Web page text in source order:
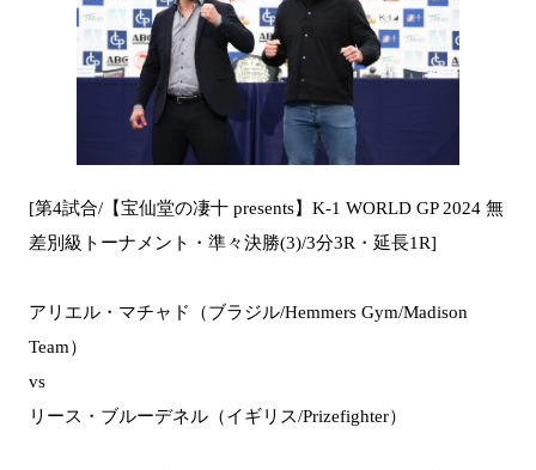
[第4試合/【宝仙堂の凄十 presents】K-1 WORLD GP 2024 無
差別級トーナメント・準々決勝(3)/3分3R・延長1R]
アリエル・マチャド（ブラジル/Hemmers Gym/Madison
Team）
vs
リース・ブルーデネル（イギリス/Prizefighter）